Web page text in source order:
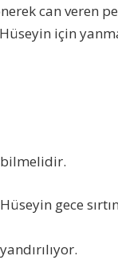
can veren
için
gece